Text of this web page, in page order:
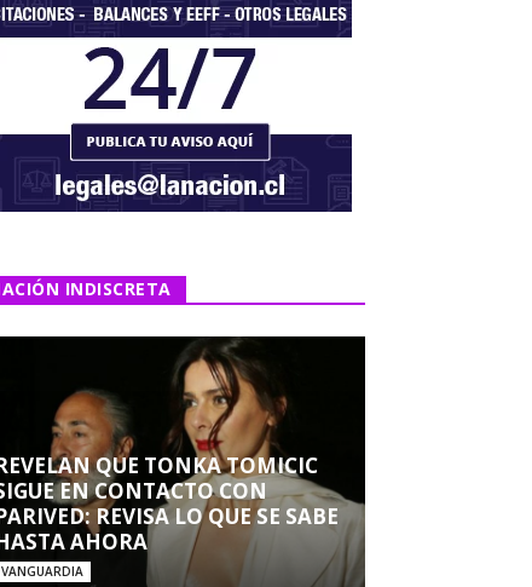
INDISCRETA
QUE TONKA TOMICIC
EN CONTACTO CON
REVISA LO QUE SE SABE
AHORA
VANGUARDIA